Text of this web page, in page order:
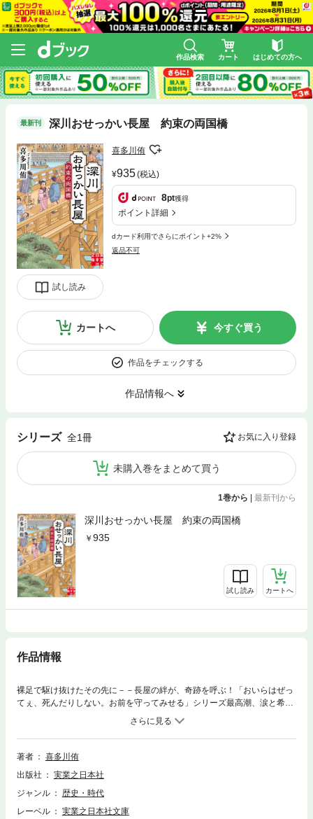
作品検索 カート はじめての方へ
最新刊 深川おせっかい長屋 約束の両国橋
試し読み
喜多川侑
935(税込)
8pt獲得
ポイント詳細
dカード利用でさらにポイント+2%
返品不可
カートへ 今すぐ買う
作品をチェックする
作品情報へ
シリーズ 全1冊 お気に入り登録
未購入巻をまとめて買う
1巻から | 最新刊から
深川おせっかい長屋 約束の両国橋
935
試し読み カートへ
作品情報
裸足で駆け抜けたその先に－－長屋の絆が、奇跡を呼ぶ！「おいらはぜっ
てぇ、死んだりしない。お前を守ってみせる」シリーズ最高潮、涙と希望
の江戸人情物語！人生山あり、谷あり！感動の江戸人情物語！！長年、天
秤棒を担いできた権助は、妻の出産を前に、悩みを抱えていた。ある日、
長屋連中との船遊びで喧嘩になり……。大家代行として長屋を切り盛りす
るお花は、南町同心・阿部寛三に届いた「婿養子」の噂に心をかき乱され
し－－。長屋の絆が奇跡を呼ぶ、シリーズ最高潮の第四弾！【目次】序
話 籤引き 第一話 川開き第二話 万押し第三話 花相撲第四話 婿養子
著者
喜多川侑
出版社
実業之日本社
ジャンル
歴史・時代
レーベル
実業之日本社文庫